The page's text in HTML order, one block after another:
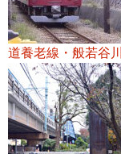
道養老線・般若谷